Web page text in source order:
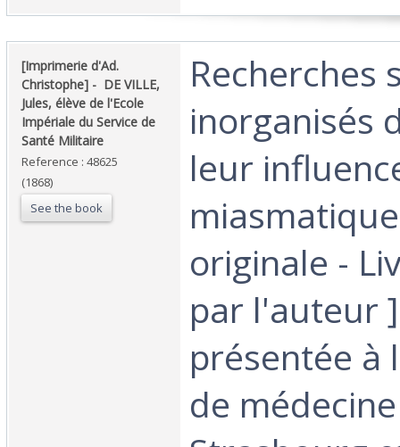
‎[Imprimerie d'Ad.
Christophe] - ‎ ‎DE VILLE,
Jules, élève de l'Ecole
Impériale du Service de
Santé Militaire‎
Reference : 48625
(1868)
See the book
‎Recherches
inorganisés
leur
originale -
par l'auteur
présentée à
de